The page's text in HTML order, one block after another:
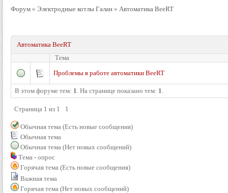
Форум » Электродные котлы Галан » Автоматика BeeRT
Автоматика BeeRT
Тема
Проблемы в работе автоматики BeeRT
В этом форуме тем: 1. На странице показано тем: 1.
Страница 1 из 1 1
Обычная тема (Есть новые сообщения)
Обычная тема
Обычная тема (Нет новых сообщений)
Тема - опрос
Горячая тема (Есть новые сообщения)
Важная тема
Горячая тема (Нет новых сообщений)